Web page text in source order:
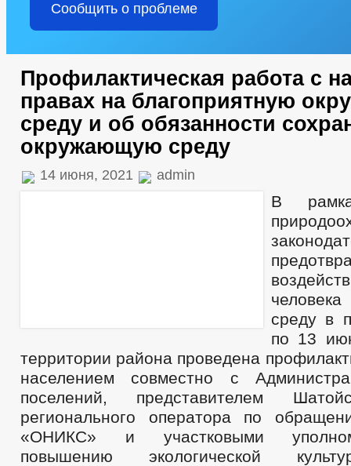
Сообщить о проблеме
Профилактическая работа с
правах на благоприятную
среду и об обязанности
окружающую среду
14 июня, 2021 admin
В
среду в
по 13
территории района проведена
населением совместно с
поселений, представителем
регионального оператора по
«ОНИКС» и участковыми
повышению экологической